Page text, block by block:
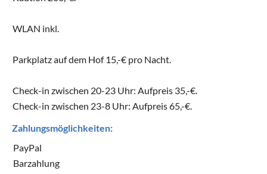
WLAN inkl.
Parkplatz auf dem Hof 15,-€ pro Nacht.
Check-in zwischen 20-23 Uhr: Aufpreis 35,-€.
Check-in zwischen 23-8 Uhr: Aufpreis 65,-€.
Zahlungsmöglichkeiten:
PayPal
Barzahlung